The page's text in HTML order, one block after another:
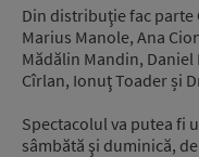
Din distribuţie fac parte
Marius Manole, Ana
Mădălin Mandin,
Cîrlan, Ionuţ Toader și
Spectacolul va putea fi
sâmbătă şi duminică,